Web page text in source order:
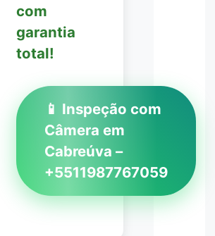
com
garantia
total!
📱 Inspeção com
Câmera em
Cabreúva –
+5511987767059